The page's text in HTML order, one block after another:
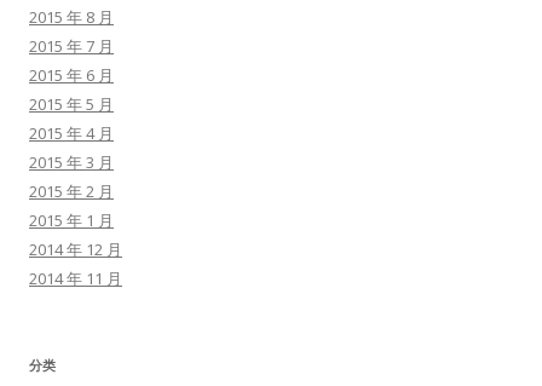
2015 年 8 月
2015 年 7 月
2015 年 6 月
2015 年 5 月
2015 年 4 月
2015 年 3 月
2015 年 2 月
2015 年 1 月
2014 年 12 月
2014 年 11 月
分类